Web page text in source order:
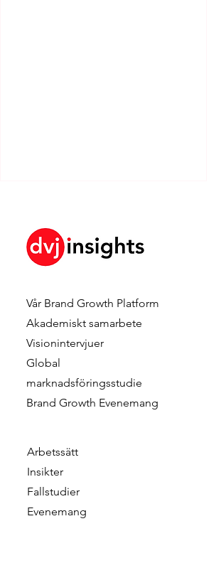
Combining Scale and
Realism in Shopper Research
- Approximating The Reality
Of Shopper Journeys
Vår Brand Growth Platform
Akademiskt samarbete
Visionintervjuer
Global
marknadsföringsstudie
Brand Growth Evenemang
Arbetssätt
Insikter
Fallstudier
Evenemang